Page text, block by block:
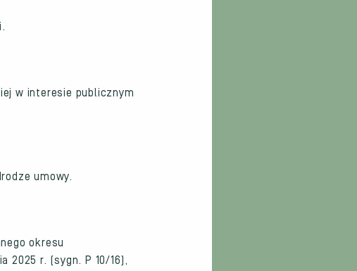
w interesie publicznym
umowy.
okresu
2025 r. (sygn. P 10/16),